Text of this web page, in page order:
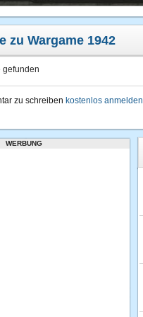
zu Wargame 1942
gefunden
zu schreiben kostenlos anmelden
WERBUNG